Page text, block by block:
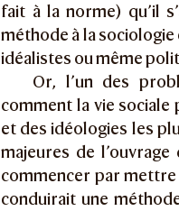
fait à la norme) qu’il
méthode à la
idéalistes ou même
Or, l’un des
comment la vie
et des idéologies les
majeures de
commencer par
conduirait une